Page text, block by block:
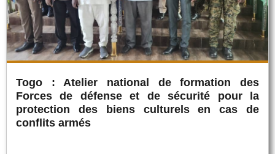
Togo : Atelier national de formation des
Forces de défense et de sécurité pour la
protection des biens culturels en cas de
conflits armés